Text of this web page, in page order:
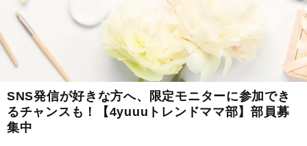
SNS発信が好きな方へ、限定モニターに参加でき
るチャンスも！【4yuuuトレンドママ部】部員募
集中